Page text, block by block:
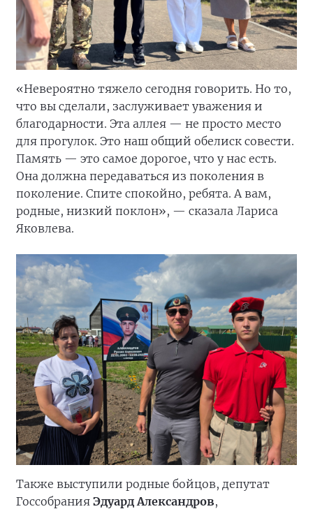
«Невероятно тяжело сегодня говорить. Но то,
что вы сделали, заслуживает уважения и
благодарности. Эта аллея — не просто место
для прогулок. Это наш общий обелиск совести.
Память — это самое дорогое, что у нас есть.
Она должна передаваться из поколения в
поколение. Спите спокойно, ребята. А вам,
родные, низкий поклон», — сказала Лариса
Яковлева.
Также выступили родные бойцов, депутат
Госсобрания Эдуард Александров,